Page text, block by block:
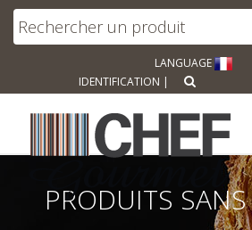
LANGUAGE
IDENTIFICATION |
PRODUITS